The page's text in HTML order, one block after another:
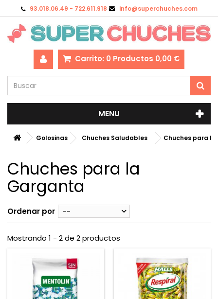
93.018.06.49 - 722.611.918 info@superchuches.com
Carrito: 0 Productos 0,00 €
MENU
Golosinas Chuches Saludables Chuches para
Chuches para la
Garganta
Ordenar por --
Mostrando 1 - 2 de 2 productos